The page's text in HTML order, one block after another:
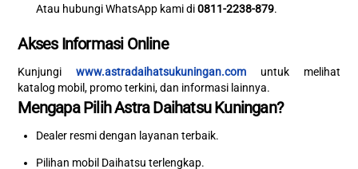
Atau hubungi WhatsApp kami di0811-2238-879.
Akses Informasi Online
Kunjungiwww.astradaihatsukuningan.com untuk melihat
katalog mobil, promo terkini, dan informasi lainnya.
Mengapa Pilih Astra Daihatsu Kuningan?
Dealer resmi dengan layanan terbaik.
Pilihan mobil Daihatsu terlengkap.